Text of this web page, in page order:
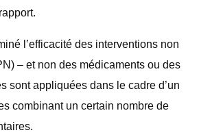
l’efficacité des interventions non
– et non des médicaments ou des
sont appliquées dans le cadre d’un
combinant un certain nombre de